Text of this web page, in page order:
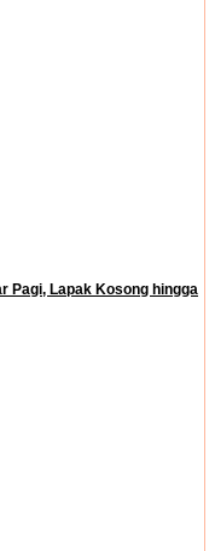
Pagi, Lapak Kosong hingga